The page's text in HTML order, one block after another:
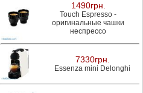
1490грн.
Touch Espresso -
оригинальные чашки
неспрессо
7330грн.
Essenza mini Delonghi